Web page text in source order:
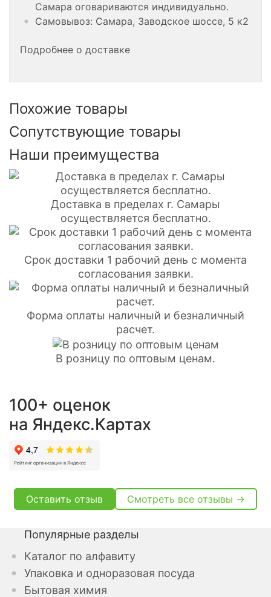
Самара оговариваются индивидуально.
Самовывоз: Самара, Заводское шоссе, 5 к2
Подробнее о доставке
Похожие товары
Сопутствующие товары
Наши преимущества
Доставка в пределах г. Самары
осуществляется бесплатно.
Срок доставки 1 рабочий день с момента
согласования заявки.
Форма оплаты наличный и безналичный
расчет.
В розницу по оптовым ценам.
100+ оценок
на Яндекс.Картах
Оставить отзыв Смотреть все отзывы →
Популярные разделы
Каталог по алфавиту
Упаковка и одноразовая посуда
Бытовая химия